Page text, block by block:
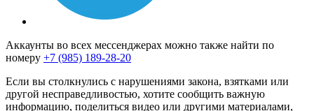
Аккаунты во всех мессенджерах можно также найти по
номеру +7 (985) 189-28-20
Если вы столкнулись с нарушениями закона, взятками или
другой несправедливостью, хотите сообщить важную
информацию, поделиться видео или другими материалами,